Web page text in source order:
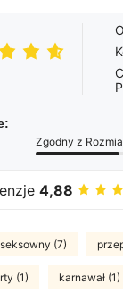
Zgodny z
4,88
seksowny (7)
(1) karnawał (1)